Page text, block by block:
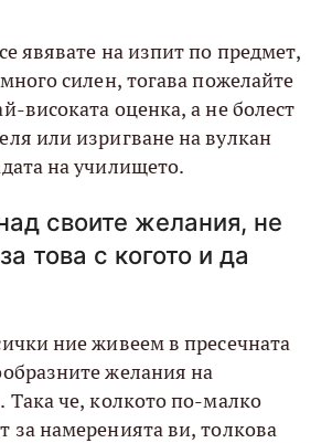
явявате на изпит по предмет,
силен, тогава пожелайте
високата оценка, а не болест
или изригване на вулкан
на училището.
своите желания, не
това с когото и да
ние живеем в пресечната
желания на
Така че, колкото по-малко
за намеренията ви, толкова